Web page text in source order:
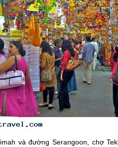
và đường Serangoon, chợ